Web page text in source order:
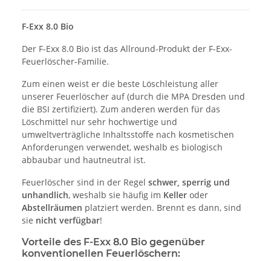
F-Exx 8.0 Bio
Der F-Exx 8.0 Bio ist das Allround-Produkt der F-Exx-
Feuerlöscher-Familie.
Zum einen weist er die beste Löschleistung aller
unserer Feuerlöscher auf (durch die MPA Dresden und
die BSI zertifiziert). Zum anderen werden für das
Löschmittel nur sehr hochwertige und
umweltverträgliche Inhaltsstoffe nach kosmetischen
Anforderungen verwendet, weshalb es biologisch
abbaubar und hautneutral ist.
Feuerlöscher sind in der Regel schwer, sperrig und
unhandlich, weshalb sie häufig im Keller oder
Abstellräumen platziert werden. Brennt es dann, sind
sie nicht verfügbar!
Vorteile des F-Exx 8.0 Bio gegenüber
konventionellen Feuerlöschern: